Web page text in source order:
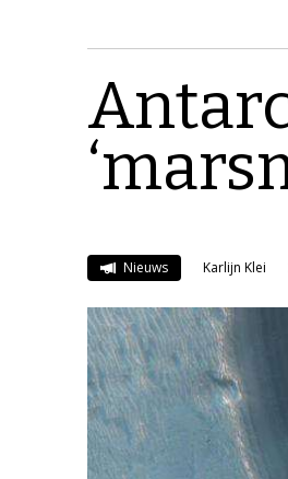
Nieuws Karlijn Klei